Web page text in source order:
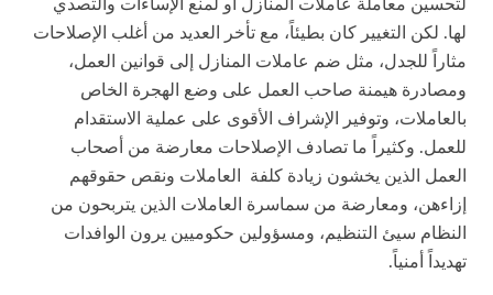
لتحسين معاملة عاملات المنازل أو لمنع الإساءات والتصدي
لها. لكن التغيير كان بطيئاً، مع تأخر العديد من أغلب الإصلاحات
مثاراً للجدل، مثل ضم عاملات المنازل إلى قوانين العمل،
ومصادرة هيمنة صاحب العمل على وضع الهجرة الخاص
بالعاملات، وتوفير الإشراف الأقوى على عملية الاستقدام
للعمل. وكثيراً ما تصادف الإصلاحات معارضة من أصحاب
العمل الذين يخشون زيادة كلفة العاملات ونقص حقوقهم
إزاءهن، ومعارضة من سماسرة العاملات الذين يتربحون من
النظام سيئ التنظيم، ومسؤولين حكوميين يرون الوافدات
تهديداً أمنياً.